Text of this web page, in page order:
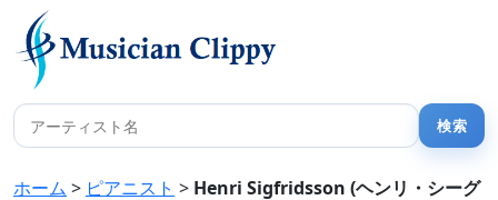
ホーム > ピアニスト > Henri Sigfridsson (ヘンリ・シーグ